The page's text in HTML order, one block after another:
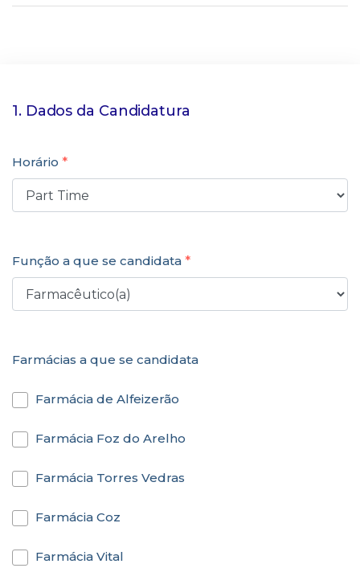
1. Dados da Candidatura
Horário *
Função a que se candidata *
Farmácias a que se candidata
Farmácia de Alfeizerão
Farmácia Foz do Arelho
Farmácia Torres Vedras
Farmácia Coz
Farmácia Vital